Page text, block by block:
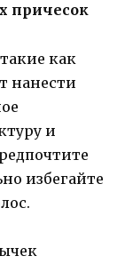
причесок
как
нанести
и
избегайте